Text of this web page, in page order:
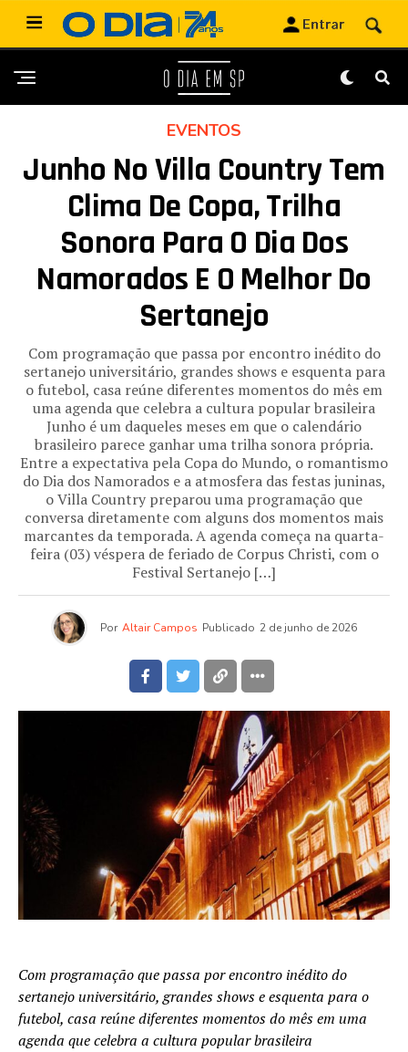
EVENTOS
Junho No Villa Country Tem
Clima De Copa, Trilha
Sonora Para O Dia Dos
Namorados E O Melhor Do
Sertanejo
Com programação que passa por encontro inédito do
sertanejo universitário, grandes shows e esquenta para
o futebol, casa reúne diferentes momentos do mês em
uma agenda que celebra a cultura popular brasileira
Junho é um daqueles meses em que o calendário
brasileiro parece ganhar uma trilha sonora própria.
Entre a expectativa pela Copa do Mundo, o romantismo
do Dia dos Namorados e a atmosfera das festas juninas,
o Villa Country preparou uma programação que
conversa diretamente com alguns dos momentos mais
marcantes da temporada. A agenda começa na quarta-
feira (03) véspera de feriado de Corpus Christi, com o
Festival Sertanejo […]
Por Altair Campos Publicado 2 de junho de 2026
Com programação que passa por encontro inédito do
sertanejo universitário, grandes shows e esquenta para o
futebol, casa reúne diferentes momentos do mês em uma
agenda que celebra a cultura popular brasileira